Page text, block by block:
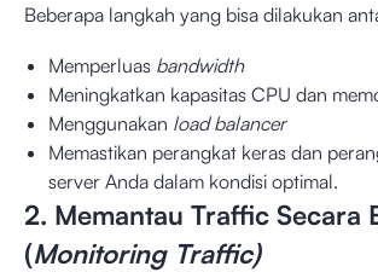
Beberapa langkah yang bisa dilakukan
Memperluas bandwidth
Meningkatkan kapasitas CPU dan
Menggunakan load balancer
Memastikan perangkat keras dan
server Anda dalam kondisi optimal.
2. Memantau Traffic Secara
(Monitoring Traffic)